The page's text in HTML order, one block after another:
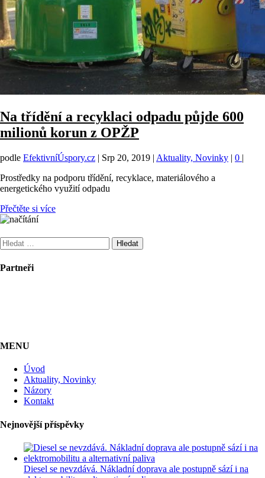
Na třídění a recyklaci odpadu půjde 600
milionů korun z OPŽP
podle EfektivníÚspory.cz | Srp 20, 2019 | Aktuality, Novinky | 0 |
Prostředky na podporu třídění, recyklace, materiálového a
energetického využití odpadu
Přečtěte si více
Vyhledávání
Partneři
MENU
Úvod
Aktuality, Novinky
Názory
Kontakt
Nejnovější příspěvky
Diesel se nevzdává. Nákladní doprava ale postupně sází i na